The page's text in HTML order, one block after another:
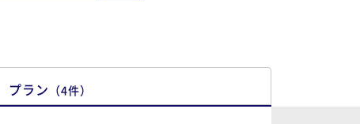
プラン （4件）